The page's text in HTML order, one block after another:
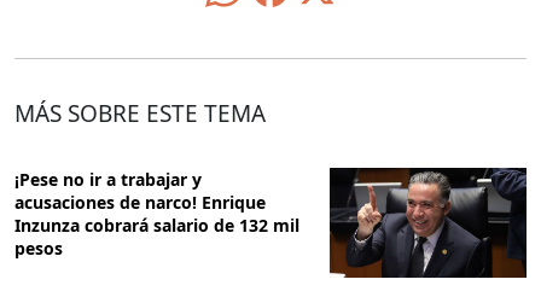
MÁS SOBRE ESTE TEMA
¡Pese no ir a trabajar y
acusaciones de narco! Enrique
Inzunza cobrará salario de 132 mil
pesos